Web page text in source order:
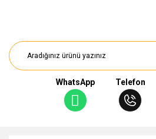
WhatsApp Telefon